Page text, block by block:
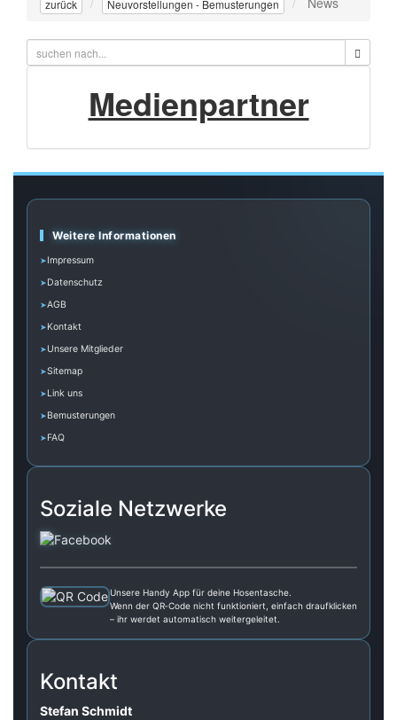
zurück Neuvorstellungen - Bemusterungen
Medienpartner
Weitere Informationen
Impressum
Datenschutz
AGB
Kontakt
Unsere Mitglieder
Sitemap
Link uns
Bemusterungen
FAQ
Soziale Netzwerke
Unsere Handy App für deine Hosentasche.
Wenn der QR‑Code nicht funktioniert, einfach draufklicken
– ihr werdet automatisch weitergeleitet.
Kontakt
Stefan Schmidt